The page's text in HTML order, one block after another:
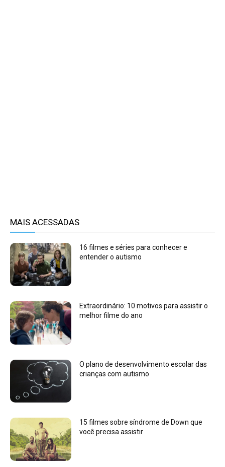
MAIS ACESSADAS
16 filmes e séries para conhecer e
entender o autismo
Extraordinário: 10 motivos para assistir o
melhor filme do ano
O plano de desenvolvimento escolar das
crianças com autismo
15 filmes sobre síndrome de Down que
você precisa assistir